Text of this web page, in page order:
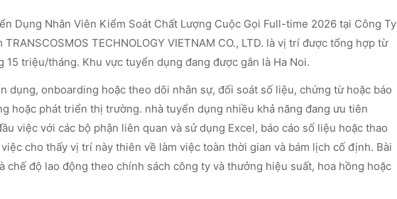
Dụng Nhân Viên Kiểm Soát Chất Lượng Cuộc Gọi Full-time 2026 tại Công Ty
TECHNOLOGY VIETNAM CO., LTD. là vị trí được tổng hợp từ
triệu/tháng. Khu vực tuyển dụng đang được gắn là Ha Noi.
dụng, onboarding hoặc theo dõi nhân sự, đối soát số liệu, chứng từ hoặc báo
hoặc phát triển thị trường. nhà tuyển dụng nhiều khả năng đang ưu tiên
việc với các bộ phận liên quan và sử dụng Excel, báo cáo số liệu hoặc thao
cho thấy vị trí này thiên về làm việc toàn thời gian và bám lịch cố định. Bài
chế độ lao động theo chính sách công ty và thưởng hiệu suất, hoa hồng hoặc